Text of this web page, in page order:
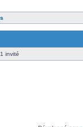
invité